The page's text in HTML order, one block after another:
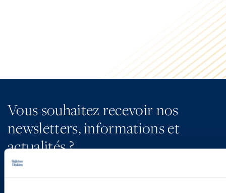
Vous souhaitez recevoir nos
newsletters, informations et
actualités ?